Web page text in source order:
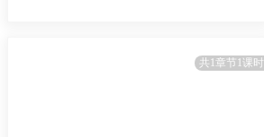
共1章节1课时